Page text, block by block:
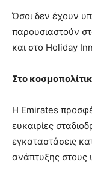
Όσοι δεν έχουν
παρουσιαστούν
και στο Holiday
Στο
Η Emirates
ευκαιρίες
εγκαταστάσεις
ανάπτυξης στους